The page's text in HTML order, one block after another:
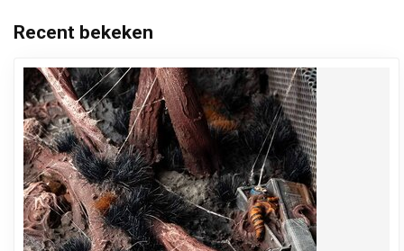
Recent bekeken